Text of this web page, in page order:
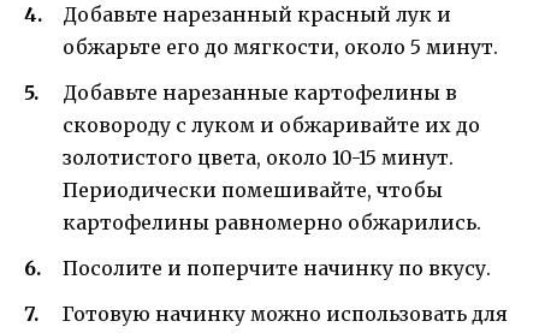
Добавьте нарезанный красный лук и
обжарьте его до мягкости, около 5 минут.
Добавьте нарезанные картофелины в
сковороду с луком и обжаривайте их до
золотистого цвета, около 10-15 минут.
Периодически помешивайте, чтобы
картофелины равномерно обжарились.
Посолите и поперчите начинку по вкусу.
Готовую начинку можно использовать для